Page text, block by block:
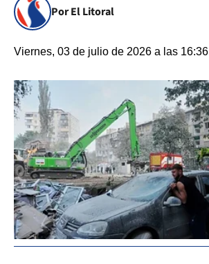
Por El Litoral
Viernes, 03 de julio de 2026 a las 16:36